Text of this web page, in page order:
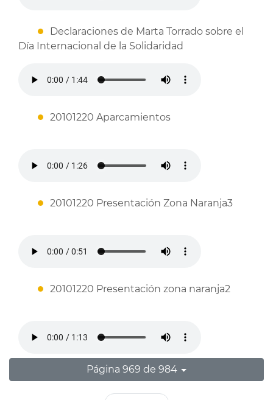
Declaraciones de Marta Torrado sobre el
Día Internacional de la Solidaridad
20101220 Aparcamientos
20101220 Presentación Zona Naranja3
20101220 Presentación zona naranja2
Página 969 de 984